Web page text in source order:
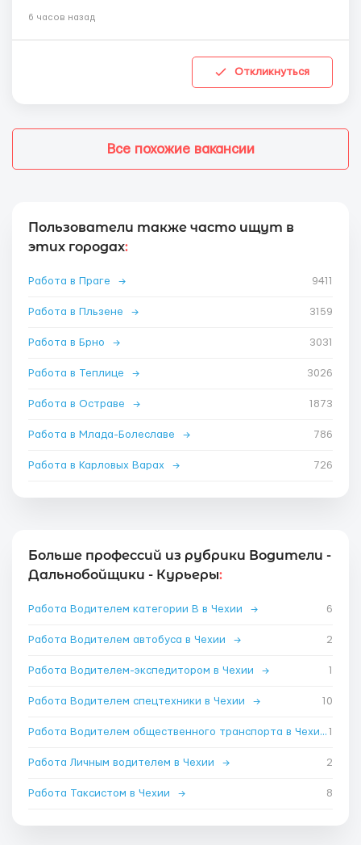
6 часов назад
Откликнуться
Все похожие вакансии
Пользователи также часто ищут в
этих городах:
Работа в Праге → 9411
Работа в Пльзене → 3159
Работа в Брно → 3031
Работа в Теплице → 3026
Работа в Остраве → 1873
Работа в Млада-Болеславе → 786
Работа в Карловых Варах → 726
Больше профессий из рубрики Водители -
Дальнобойщики - Курьеры:
Работа Водителем категории B в Чехии → 6
Работа Водителем автобуса в Чехии → 2
Работа Водителем-экспедитором в Чехии → 1
Работа Водителем спецтехники в Чехии → 10
Работа Водителем общественного транспорта в Чехии 1
Работа Личным водителем в Чехии → 2
Работа Таксистом в Чехии → 8